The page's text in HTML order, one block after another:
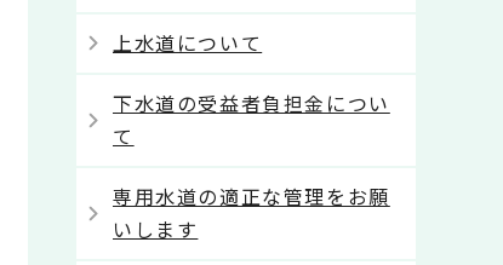
上水道について
下水道の受益者負担金につい
て
専用水道の適正な管理をお願
いします